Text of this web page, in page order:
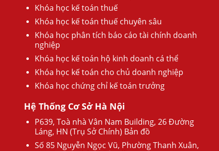
Khóa học kế toán thuế
Khóa học kế toán thuế chuyên sâu
Khóa học phân tích báo cáo tài chính doanh
nghiệp
Khóa học kế toán hộ kinh doanh cá thể
Khóa học kế toán cho chủ doanh nghiệp
Khóa học chứng chỉ kế toán trưởng
Hệ Thống Cơ Sở Hà Nội
P639, Toà nhà Vân Nam Building, 26 Đường
Láng, HN (Trụ Sở Chính) Bản đồ
Số 85 Nguyễn Ngọc Vũ, Phường Thanh Xuân,